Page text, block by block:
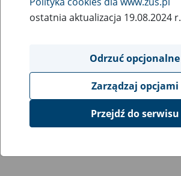
ostatnia aktualizacja 19.08.2024 r.
Odrzuć opcjonalne
Zarządzaj opcjami
Przejdź do serwisu